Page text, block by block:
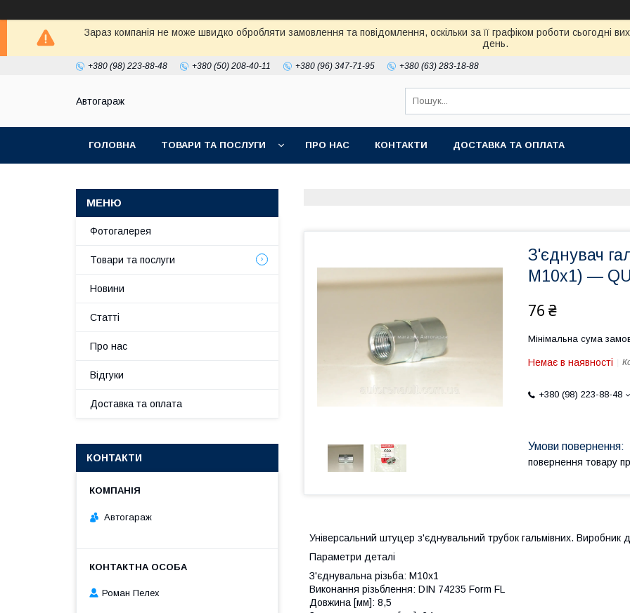
Зараз компанія не може швидко обробляти замовлення та повідомлення, оскільки за її графіком роботи сьогодні
день.
+380 (98) 223-88-48 +380 (50) 208-40-11 +380 (96) 347-71-95 +380 (63) 283-18-88
Автогараж
ГОЛОВНА ТОВАРИ ТА ПОСЛУГИ ПРО НАС КОНТАКТИ ДОСТАВКА ТА ОПЛАТА
З'єднувач
М10х1) —
76 ₴
Мінімальна сума
Немає в наявності
+380 (98) 223-88-48
повернення товару
Універсальний штуцер з'єднувальний трубок гальмівних. Виробник
Параметри деталі
З'єднувальна різьба: M10x1
Виконання різьблення: DIN 74235 Form FL
Довжина [мм]: 8,5
Фотогалерея
Товари та послуги
Новини
Статті
Про нас
Відгуки
Доставка та оплата
КОНТАКТИ
Автогараж
Роман Пелех